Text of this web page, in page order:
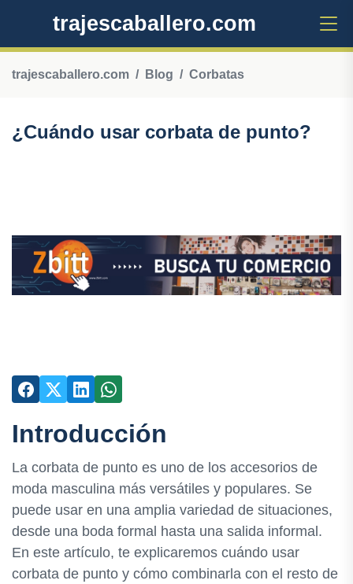
trajescaballero.com
trajescaballero.com Blog Corbatas
¿Cuándo usar corbata de punto?
Introducción
La corbata de punto es uno de los accesorios de
moda masculina más versátiles y populares. Se
puede usar en una amplia variedad de situaciones,
desde una boda formal hasta una salida informal.
En este artículo, te explicaremos cuándo usar
corbata de punto y cómo combinarla con el resto de